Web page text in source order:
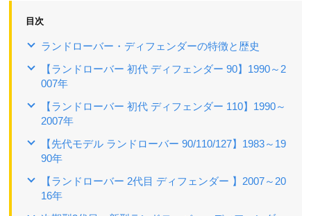
目次
ランドローバー・ディフェンダーの特徴と歴史
【ランドローバー 初代 ディフェンダー 90】1990～2
007年
【ランドローバー 初代 ディフェンダー 110】1990～
2007年
【先代モデル ランドローバー 90/110/127】1983～19
90年
【ランドローバー 2代目 ディフェンダー 】2007～20
16年